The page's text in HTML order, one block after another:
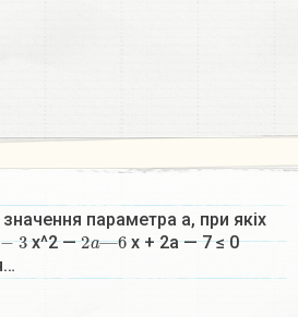
значення параметра а, при якіх
3 x^2 —2a— 6 x + 2a — 7 ≤ 0